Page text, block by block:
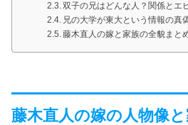
双子の兄はどんな人？関係とエ
兄の大学が東大という情報の真
藤木直人の嫁と家族の全貌まと
藤木直人の嫁の人物像